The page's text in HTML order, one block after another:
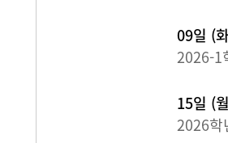
09일 (
2026-1
15일 (
2026학